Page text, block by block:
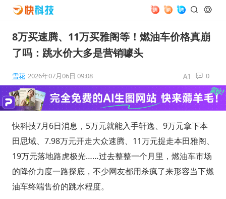
8万买速腾、11万买雅阁等！燃油车价格真崩
了吗：跳水价大多是营销噱头
雪花 2026年07月06日 09:08 0
快科技7月6日消息，5万元就能入手轩逸、9万元拿下本
田思域、7.98万元开走大众速腾、11万元提走本田雅阁、
19万元落地路虎极光……过去整整一个月里，燃油车市场
的降价力度一路探底，不少网友都用杀疯了来形容当下燃
油车终端售价的跳水程度。